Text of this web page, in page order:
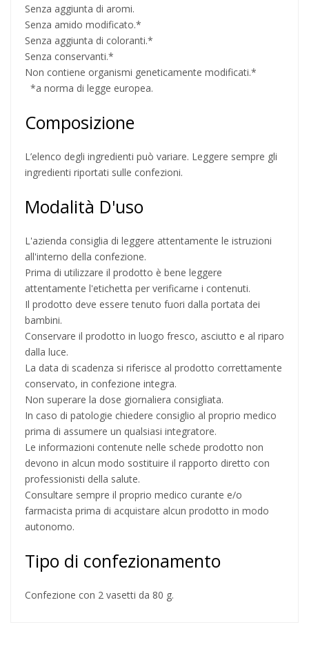
Senza aggiunta di aromi.
Senza amido modificato.*
Senza aggiunta di coloranti.*
Senza conservanti.*
Non contiene organismi geneticamente modificati.*
*a norma di legge europea.
Composizione
L’elenco degli ingredienti può variare. Leggere sempre gli
ingredienti riportati sulle confezioni.
Modalità D'uso
L'azienda consiglia di leggere attentamente le istruzioni
all'interno della confezione.
Prima di utilizzare il prodotto è bene leggere
attentamente l'etichetta per verificarne i contenuti.
Il prodotto deve essere tenuto fuori dalla portata dei
bambini.
Conservare il prodotto in luogo fresco, asciutto e al riparo
dalla luce.
La data di scadenza si riferisce al prodotto correttamente
conservato, in confezione integra.
Non superare la dose giornaliera consigliata.
In caso di patologie chiedere consiglio al proprio medico
prima di assumere un qualsiasi integratore.
Le informazioni contenute nelle schede prodotto non
devono in alcun modo sostituire il rapporto diretto con
professionisti della salute.
Consultare sempre il proprio medico curante e/o
farmacista prima di acquistare alcun prodotto in modo
autonomo.
Tipo di confezionamento
Confezione con 2 vasetti da 80 g.